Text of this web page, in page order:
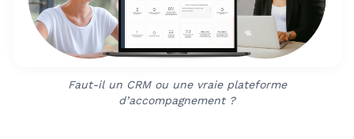
Faut-il un CRM ou une vraie plateforme
d’accompagnement ?